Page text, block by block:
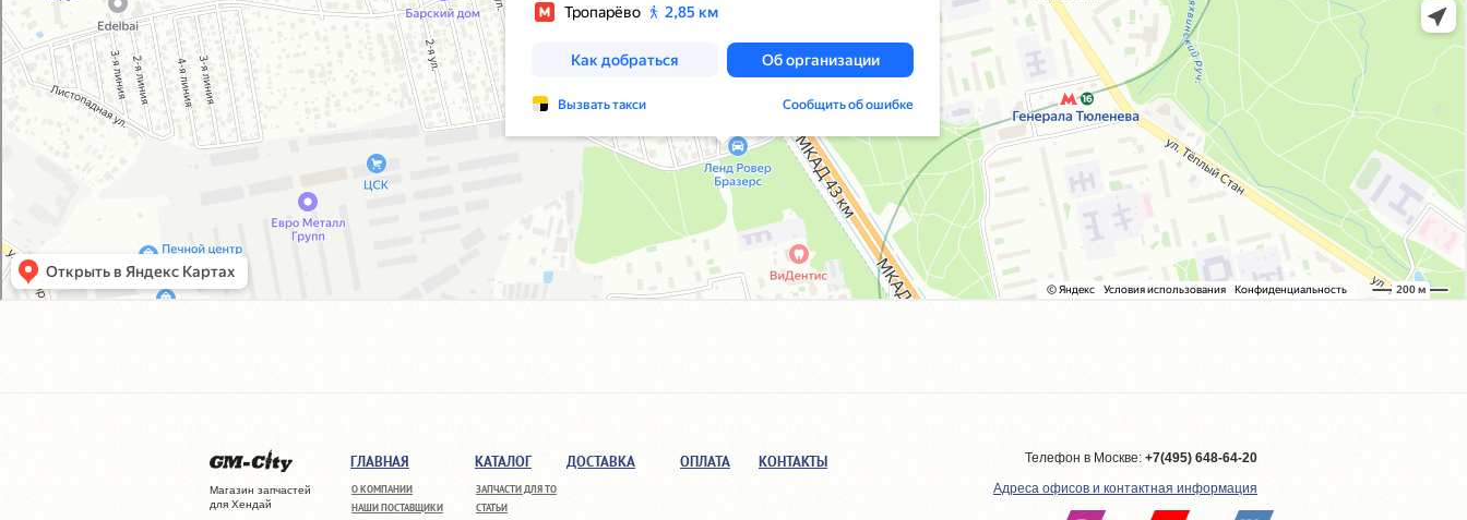
Магазин запчастей
для Хендай
ГЛАВНАЯ
О КОМПАНИИ
НАШИ ПОСТАВЩИКИ
КАТАЛОГ
ЗАПЧАСТИ ДЛЯ ТО
СТАТЬИ
ДОСТАВКА ОПЛАТА КОНТАКТЫ Телефон в Москве: +7(495) 648-64-20
Адреса офисов и контактная информация